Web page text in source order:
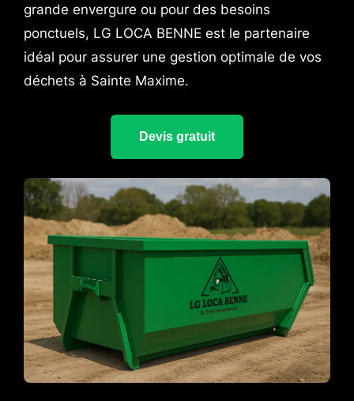
grande envergure ou pour des besoins
ponctuels, LG LOCA BENNE est le partenaire
idéal pour assurer une gestion optimale de vos
déchets à Sainte Maxime.
Devis gratuit